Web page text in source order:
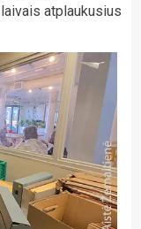
atplaukusius